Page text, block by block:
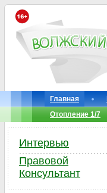
Главная
Отопление 1/7
Интервью
Правовой
Консультант